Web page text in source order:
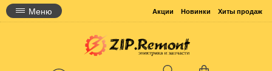
Меню Акции Новинки Хиты продаж